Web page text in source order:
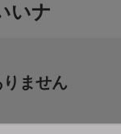
いナ
ません